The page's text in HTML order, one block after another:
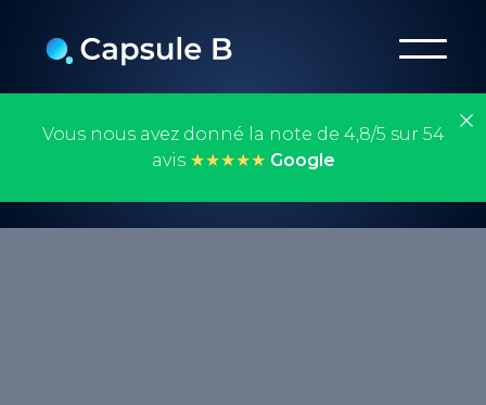
Vous nous avez donné la note de 4,8/5 sur 54
avis ★★★★★ Google